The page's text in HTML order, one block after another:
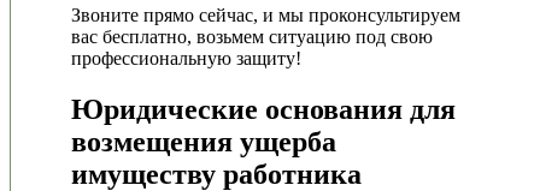
Звоните прямо сейчас, и мы проконсультируем
вас бесплатно, возьмем ситуацию под свою
профессиональную защиту!
Юридические основания для
возмещения ущерба
имуществу работника